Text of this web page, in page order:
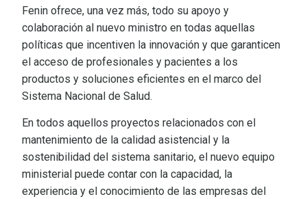
Fenin ofrece, una vez más, todo su apoyo y
colaboración al nuevo ministro en todas aquellas
políticas que incentiven la innovación y que garanticen
el acceso de profesionales y pacientes a los
productos y soluciones eficientes en el marco del
Sistema Nacional de Salud.
En todos aquellos proyectos relacionados con el
mantenimiento de la calidad asistencial y la
sostenibilidad del sistema sanitario, el nuevo equipo
ministerial puede contar con la capacidad, la
experiencia y el conocimiento de las empresas del